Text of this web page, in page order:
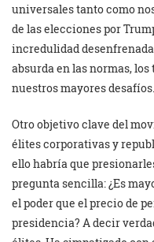
universales tanto como
de las elecciones por
incredulidad desenfrenada
absurda en las normas,
nuestros mayores desafíos.
Otro objetivo clave del
élites corporativas y
ello habría que
pregunta sencilla: ¿Es
el poder que el precio de
presidencia? A decir